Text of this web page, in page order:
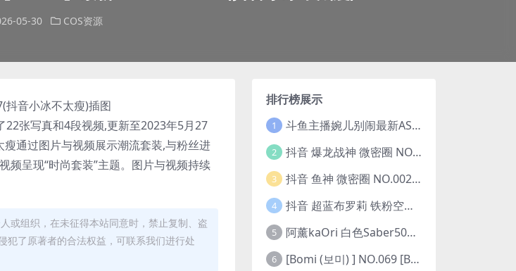
05-30 COS资源
22张写真和4段视频,更新至2023年5月27
瘦通过图片与视频展示潮流套装,与粉丝进
频呈现“时尚套装”主题。图片与视频持续
或组织，在未征得本站同意时，禁止复制、盗
犯了原著者的合法权益，可联系我们进行处
排行榜展示
1 斗鱼主播婉儿别闹最新ASMR钻石办卡火箭开箱视频+音频合集-47个资源打包下载 [39V-10.1GB]
2 抖音 爆龙战神 微密圈 NO.006期 【5P13V】最新至：2023.6.7(暴龙神和战龙皇)
3 抖音 鱼神 微密圈 NO.002期 【44P】(抖音鱼神微密猫)
4 抖音 超蓝布罗莉 铁粉空间 NO.002期 【45P5V】(抖音超蓝布罗利是真的吗)
5 阿薰kaOri 白色Saber50图(阿熏的歌)
6 [Bomi (보미) ] NO.069 [Bimilstory] Vol.19 See-through lingerie